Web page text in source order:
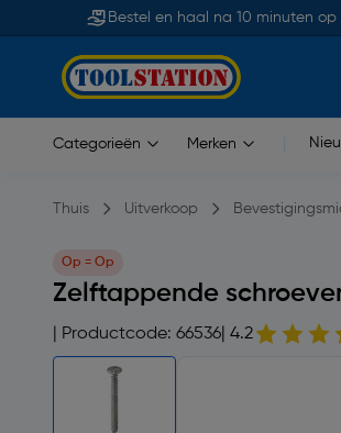
Bestel en haal na 10 minuten op
Categorieën Merken
Thuis Uitverkoop
Op = Op
Zelftappende
| Productcode: 66536 | 4.2